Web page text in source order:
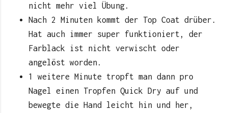
nicht mehr viel Übung.
Nach 2 Minuten kommt der Top Coat drüber.
Hat auch immer super funktioniert, der
Farblack ist nicht verwischt oder
angelöst worden.
1 weitere Minute tropft man dann pro
Nagel einen Tropfen Quick Dry auf und
bewegte die Hand leicht hin und her,